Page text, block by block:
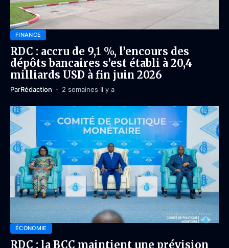
FINANCE
RDC : accru de 9,1 %, l’encours des
dépôts bancaires s’est établi à 20,4
milliards USD à fin juin 2026
ParRédaction 2 semaines Il y a
ÉCONOMIE
RDC : la BCC maintient une prévision